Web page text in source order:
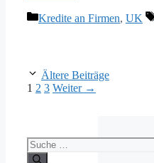
Kategorien
Kredite an Firmen, UK
Ältere Beiträge
Seite
1 Seite
2 Seite
3 Weiter →
Suche
nach: